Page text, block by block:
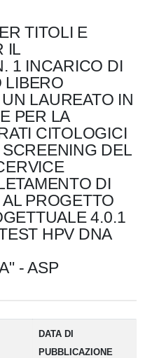
TITOLI E
IL
1 INCARICO DI
LIBERO
LAUREATO IN
PER LA
CITOLOGICI
DEL
DI
PROGETTO
4.0.1
HPV DNA
- ASP
DATA DI
PUBBLICAZIONE